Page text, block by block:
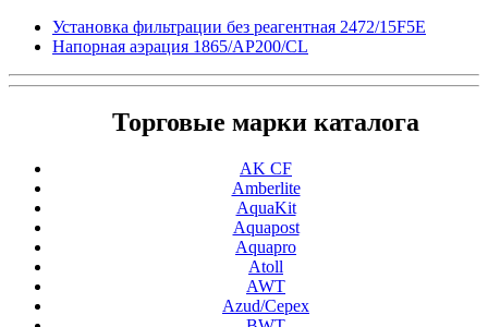
Установка фильтрации без реагентная 2472/15F5E
Напорная аэрация 1865/AP200/CL
Торговые марки каталога
AK CF
Amberlite
AquaKit
Aquapost
Aquapro
Atoll
AWT
Azud/Cepex